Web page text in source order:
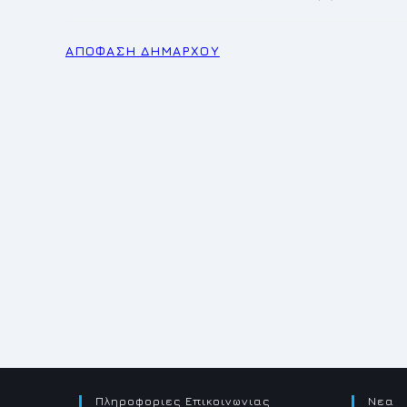
ΑΠΟΦΑΣΗ ΔΗΜΑΡΧΟΥ
Πληροφοριες Επικοινωνιας Νεα